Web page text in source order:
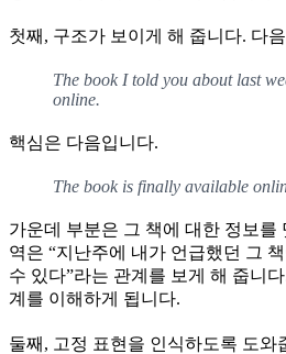
첫째, 구조가 보이게 해 줍니다. 다
The book I told you about last
online.
핵심은 다음입니다.
The book is finally available
가운데 부분은 그 책에 대한 정보를
역은 “지난주에 내가 언급했던 그
수 있다”라는 관계를 보게 해 줍니
계를 이해하게 됩니다.
둘째, 고정 표현을 인식하도록 도와